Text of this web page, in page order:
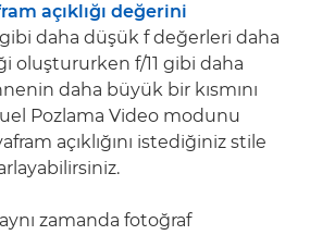
açıklığı değerini
gibi daha düşük f değerleri daha
oluştururken f/11 gibi daha
daha büyük bir kısmını
Pozlama Video modunu
açıklığını istediğiniz stile
zamanda fotoğraf